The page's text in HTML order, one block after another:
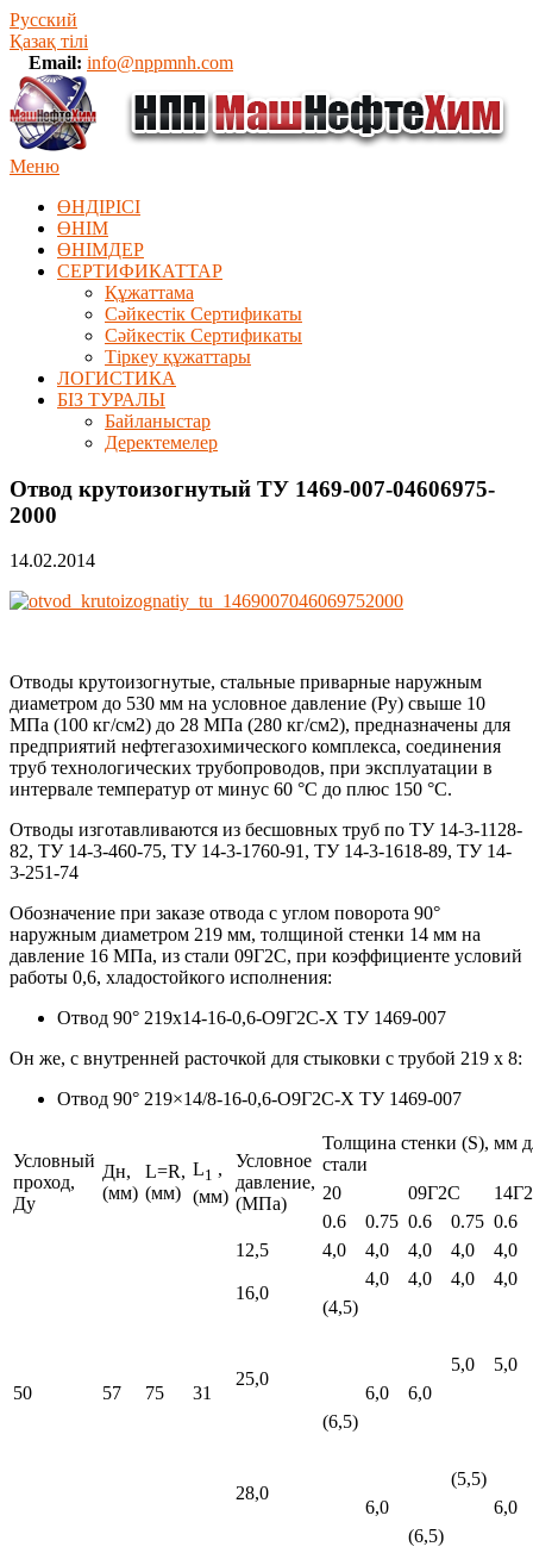
Русский
Қазақ тілі
Email: info@nppmnh.com
Меню
ӨНДІРІСІ
ӨНІМ
ӨHIМДЕР
СЕРТИФИКАТТАР
Құжаттама
Сәйкестік Сертификаты
Сәйкестік Сертификаты
Тіркеу құжаттары
ЛОГИСТИКА
БІЗ ТУРАЛЫ
Байланыстар
Деректемелер
Отвод крутоизогнутый ТУ 1469-007-04606975-
2000
14.02.2014
Отводы крутоизогнутые, стальные приварные наружным
диаметром до 530 мм на условное давление (Ру) свыше 10
МПа (100 кг/см2) до 28 МПа (280 кг/см2), предназначены для
предприятий нефтегазохимического комплекса, соединения
труб технологических трубопроводов, при эксплуатации в
интервале температур от минус 60 °С до плюс 150 °С.
Отводы изготавливаются из бесшовных труб по ТУ 14-3-1128-
82, ТУ 14-3-460-75, ТУ 14-3-1760-91, ТУ 14-3-1618-89, ТУ 14-
3-251-74
Обозначение при заказе отвода с углом поворота 90°
наружным диаметром 219 мм, толщиной стенки 14 мм на
давление 16 МПа, из стали 09Г2С, при коэффициенте условий
работы 0,6, хладостойкого исполнения:
Отвод 90° 219х14-16-0,6-О9Г2С-Х ТУ 1469-007
Он же, с внутренней расточкой для стыковки с трубой 219 х 8:
Отвод 90° 219×14/8-16-0,6-О9Г2С-Х ТУ 1469-007
Условный
проход,
Ду
Дн,
(мм)
L=R,
(мм)
L1 ,
(мм)
Условное
давление,
(МПа)
Толщина стенки (S), мм
стали
20
09Г2С
0.6
0.75 0.6 0.75 0.6
50 57 75 31
12,5 4,0 4,0 4,0 4,0 4,0
16,0
4,0 4,0 4,0
4,0
(4,5)
25,0
5,0
5,0
6,0
6,0
(6,5)
28,0
(5,5)
6,0
6,0
(6,5)